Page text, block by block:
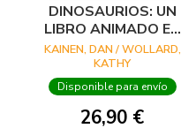
DINOSAURIOS: UN
LIBRO ANIMADO EN
PHOTICULAR
KAINEN, DAN / WOLLARD,
KATHY
Disponible para envío
26,90 €